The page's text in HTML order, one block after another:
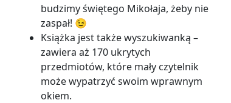
budzimy świętego Mikołaja, żeby nie
zaspał! 😉
Książka jest także wyszukiwanką –
zawiera aż 170 ukrytych
przedmiotów, które mały czytelnik
może wypatrzyć swoim wprawnym
okiem.